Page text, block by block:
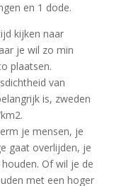
en 1 dode.
kijken naar
je wil zo min
plaatsen.
van
is, zweden
je mensen, je
gaat overlijden, je
Of wil je de
met een hoger